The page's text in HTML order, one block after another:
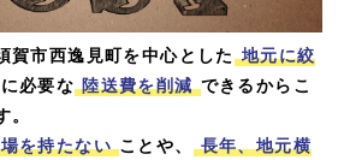
賀市西逸見町を中心とした 地元に絞
必要な 陸送費を削減 できるからこ
を持たない ことや、
長年、地元横